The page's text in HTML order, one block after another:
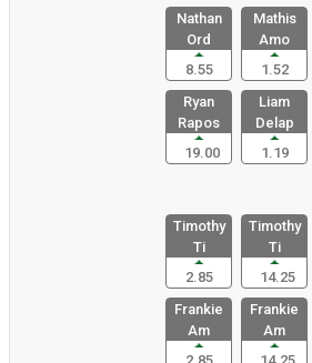
Nathan
Ord
8.55
Mathis
Amo
1.52
Ryan
Rapos
19.00
Liam
Delap
1.19
Timothy
Ti
2.85
Timothy
Ti
14.25
Frankie
Am
Frankie
Am